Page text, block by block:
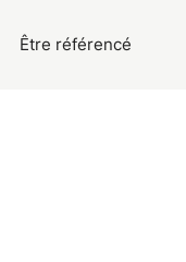
Être référencé